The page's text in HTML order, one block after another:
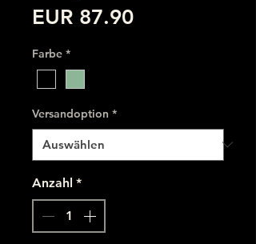
EUR 87.90Preis
Farbe *
Versandoption *
Anzahl *